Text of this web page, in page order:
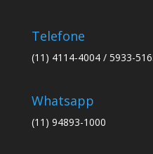
Telefone
(11) 4114-4004 / 5933-
Whatsapp
(11) 94893-1000